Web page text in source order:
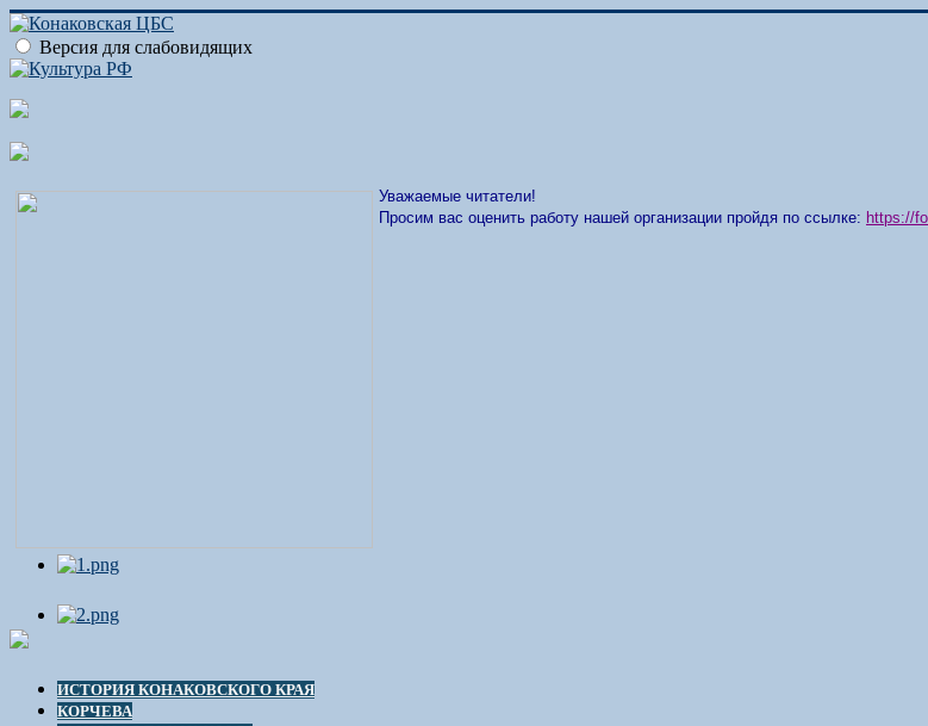
Версия для слабовидящих
Уважаемые читатели!
Просим вас оценить работу нашей организации пройдя по ссылке: https://
ИСТОРИЯ КОНАКОВСКОГО КРАЯ
КОРЧЕВА